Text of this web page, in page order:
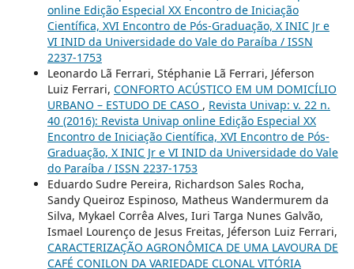
online Edição Especial XX Encontro de Iniciação
Científica, XVI Encontro de Pós-Graduação, X INIC Jr e
VI INID da Universidade do Vale do Paraíba / ISSN
2237-1753
Leonardo Lã Ferrari, Stéphanie Lã Ferrari, Jéferson
Luiz Ferrari, CONFORTO ACÚSTICO EM UM DOMICÍLIO
URBANO – ESTUDO DE CASO , Revista Univap: v. 22 n.
40 (2016): Revista Univap online Edição Especial XX
Encontro de Iniciação Científica, XVI Encontro de Pós-
Graduação, X INIC Jr e VI INID da Universidade do Vale
do Paraíba / ISSN 2237-1753
Eduardo Sudre Pereira, Richardson Sales Rocha,
Sandy Queiroz Espinoso, Matheus Wandermurem da
Silva, Mykael Corrêa Alves, Iuri Targa Nunes Galvão,
Ismael Lourenço de Jesus Freitas, Jéferson Luiz Ferrari,
CARACTERIZAÇÃO AGRONÔMICA DE UMA LAVOURA DE
CAFÉ CONILON DA VARIEDADE CLONAL VITÓRIA